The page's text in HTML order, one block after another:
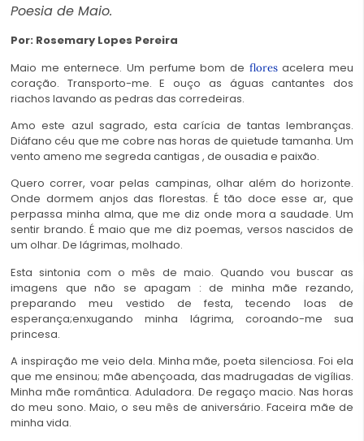
Poesia de Maio.
Por: Rosemary Lopes Pereira
Maio me enternece. Um perfume bom de floresacelera meu
coração. Transporto-me. E ouço as águas cantantes dos
riachos lavando as pedras das corredeiras.
Amo este azul sagrado, esta carícia de tantas lembranças.
Diáfano céu que me cobre nas horas de quietude tamanha. Um
vento ameno me segreda cantigas , de ousadia e paixão.
Quero correr, voar pelas campinas, olhar além do horizonte.
Onde dormem anjos das florestas. É tão doce esse ar, que
perpassa minha alma, que me diz onde mora a saudade. Um
sentir brando. É maio que me diz poemas, versos nascidos de
um olhar. De lágrimas, molhado.
Esta sintonia com o mês de maio. Quando vou buscar as
imagens que não se apagam : de minha mãe rezando,
preparando meu vestido de festa, tecendo loas de
esperança;enxugando minha lágrima, coroando-me sua
princesa.
A inspiração me veio dela. Minha mãe, poeta silenciosa. Foi ela
que me ensinou; mãe abençoada, das madrugadas de vigílias.
Minha mãe romântica. Aduladora. De regaço macio. Nas horas
do meu sono. Maio, o seu mês de aniversário. Faceira mãe de
minha vida.